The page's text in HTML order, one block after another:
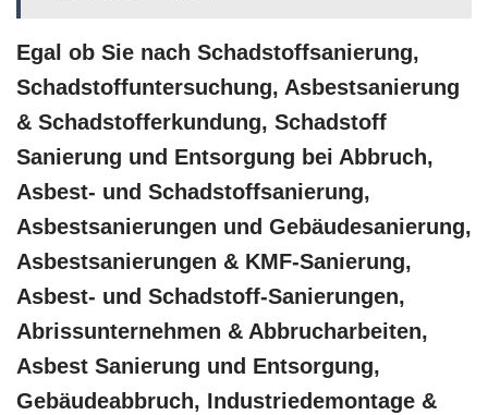
Egal ob Sie nach Schadstoffsanierung,
Schadstoffuntersuchung, Asbestsanierung
& Schadstofferkundung, Schadstoff
Sanierung und Entsorgung bei Abbruch,
Asbest- und Schadstoffsanierung,
Asbestsanierungen und Gebäudesanierung,
Asbestsanierungen & KMF-Sanierung,
Asbest- und Schadstoff-Sanierungen,
Abrissunternehmen & Abbrucharbeiten,
Asbest Sanierung und Entsorgung,
Gebäudeabbruch, Industriedemontage &